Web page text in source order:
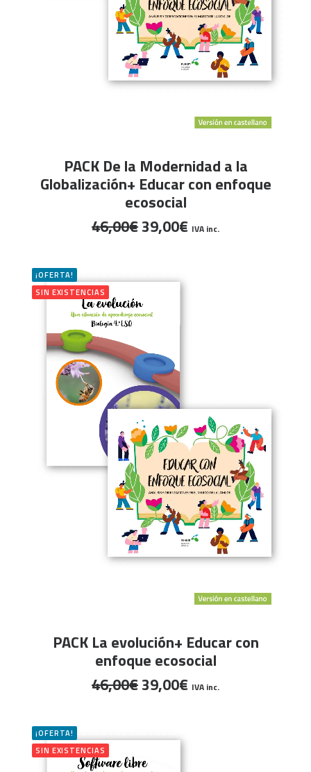
LEER MÁS
PACK De la Modernidad a la
Globalización+ Educar con enfoque
ecosocial
46,00€El
era:
46,00€.
39,00€ El
IVA inc.
¡OFERTA!
SIN EXISTENCIAS
LEER MÁS
PACK La evolución+ Educar con
enfoque ecosocial
46,00€El
era:
46,00€.
39,00€ El
IVA inc.
¡OFERTA!
SIN EXISTENCIAS